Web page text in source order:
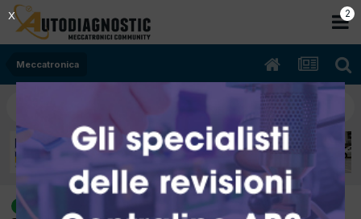
Meccatronica
risolto
[lancia lybra 04/2004 1910cc
1
X